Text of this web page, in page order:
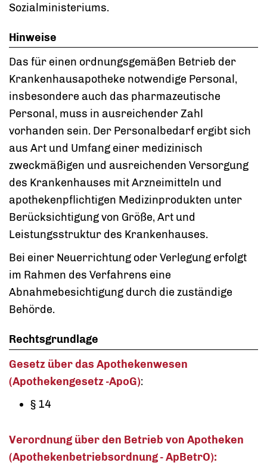
Sozialministeriums.
Hinweise
Das für einen ordnungsgemäßen Betrieb der
Krankenhausapotheke notwendige Personal,
insbesondere auch das pharmazeutische
Personal, muss in ausreichender Zahl
vorhanden sein. Der Personalbedarf ergibt sich
aus Art und Umfang einer medizinisch
zweckmäßigen und ausreichenden Versorgung
des Krankenhauses mit Arzneimitteln und
apothekenpflichtigen Medizinprodukten unter
Berücksichtigung von Größe, Art und
Leistungsstruktur des Krankenhauses.
Bei einer Neuerrichtung oder Verlegung erfolgt
im Rahmen des Verfahrens eine
Abnahmebesichtigung durch die zuständige
Behörde.
Rechtsgrundlage
Gesetz über das Apothekenwesen
(Apothekengesetz -ApoG):
§ 14
Verordnung über den Betrieb von Apotheken
(Apothekenbetriebsordnung - ApBetrO):